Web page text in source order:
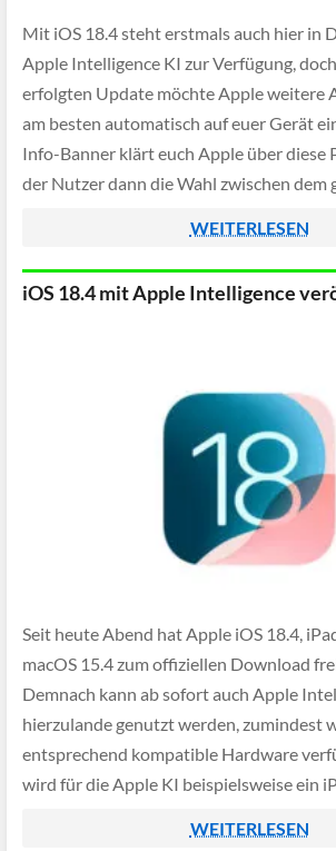
Mit iOS 18.4 steht erstmals auch hier in
Apple Intelligence KI zur Verfügung,
erfolgten Update möchte Apple weitere
am besten automatisch auf euer Gerät
Info-Banner klärt euch Apple über diese
der Nutzer dann die Wahl zwischen dem
WEITERLESEN
iOS 18.4 mit Apple Intelligence
Seit heute Abend hat Apple iOS 18.4,
macOS 15.4 zum offiziellen Download
Demnach kann ab sofort auch Apple
hierzulande genutzt werden, zumindest
entsprechend kompatible Hardware
wird für die Apple KI beispielsweise ein
WEITERLESEN